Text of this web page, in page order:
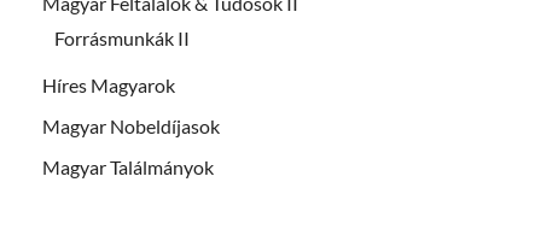
Forrásmunkák II
Híres Magyarok
Magyar Nobeldíjasok
Magyar Találmányok